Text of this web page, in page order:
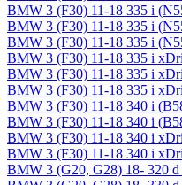
BMW 3 (F30) 11-18 335 i
BMW 3 (F30) 11-18 335 i
BMW 3 (F30) 11-18 335 i
BMW 3 (F30) 11-18 335 i
BMW 3 (F30) 11-18 335 i
BMW 3 (F30) 11-18 335 i
BMW 3 (F30) 11-18 340 i
BMW 3 (F30) 11-18 340 i
BMW 3 (F30) 11-18 340 i
BMW 3 (F30) 11-18 340 i
BMW 3 (G20, G28) 18- 320